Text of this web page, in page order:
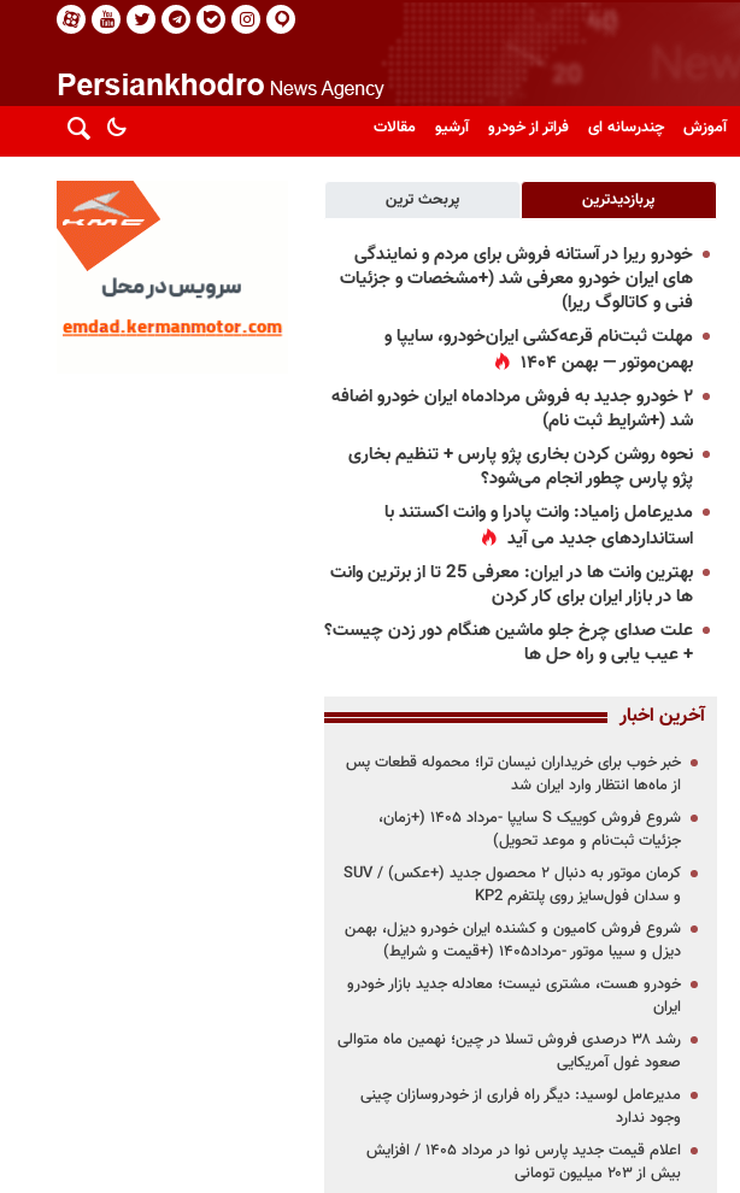
آموزش چندرسانه ای فراتر از خودرو آرشیو مقالات
پربازدیدترین پربحث ترین
خودرو ریرا در آستانه فروش برای مردم و نمایندگی
های ایران خودرو معرفی شد (+مشخصات و جزئیات
فنی و کاتالوگ ریرا)
مهلت ثبت‌نام قرعه‌کشی ایران‌خودرو، سایپا و
بهمن‌موتور — بهمن ۱۴۰۴
۲ خودرو جدید به فروش مردادماه ایران خودرو اضافه
شد (+شرایط ثبت نام)
نحوه روشن کردن بخاری پژو پارس + تنظیم بخاری
پژو پارس چطور انجام می‌شود؟
مدیرعامل زامیاد: وانت پادرا و وانت اکستند با
استانداردهای جدید می آید
بهترین وانت ها در ایران: معرفی 25 تا از برترین وانت
ها در بازار ایران برای کار کردن
علت صدای چرخ جلو ماشین هنگام دور زدن چیست؟
+ عیب یابی و راه حل ها
آخرین اخبار
خبر خوب برای خریداران نیسان ترا؛ محموله قطعات پس
از ماه‌ها انتظار وارد ایران شد
شروع فروش کوییک S سایپا -مرداد ۱۴۰۵ (+زمان،
جزئیات ثبت‌نام و موعد تحویل)
کرمان موتور به دنبال ۲ محصول جدید (+عکس) / SUV
و سدان فول‌سایز روی پلتفرم KP2
شروع فروش کامیون و کشنده ایران خودرو دیزل، بهمن
دیزل و سیبا موتور -مرداد۱۴۰۵ (+قیمت و شرایط)
خودرو هست، مشتری نیست؛ معادله جدید بازار خودرو
ایران
رشد ۳۸ درصدی فروش تسلا در چین؛ نهمین ماه متوالی
صعود غول آمریکایی
مدیرعامل لوسید: دیگر راه فراری از خودروسازان چینی
وجود ندارد
اعلام قیمت جدید پارس نوا در مرداد ۱۴۰۵ / افزایش
بیش از ۲۰۳ میلیون تومانی